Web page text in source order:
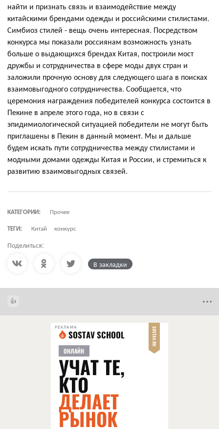
найти и признать связь и взаимодействие между
китайскими брендами одежды и российскими стилистами.
Симбиоз стилей - вещь очень интересная. Посредством
конкурса мы показали россиянам возможность узнать
больше о выдающихся брендах Китая, построили мост
дружбы и сотрудничества в сфере моды двух стран и
заложили прочную основу для следующего шага в поисках
взаимовыгодного сотрудничества. Сообщается, что
церемония награждения победителей конкурса состоится в
Пекине в апреле этого года, но в связи с
эпидимиологической ситуацией победители не могут быть
приглашены в Пекин в данный момент. Мы и дальше
будем искать пути сотрудничества между стилистами и
модными домами одежды Китая и России, и стремиться к
развитию взаимовыгодных связей.
КАТЕГОРИИ:
Прочее
ТЕГИ:
Китай конкурс
Поделиться:
В закладки
РЕКЛАМА